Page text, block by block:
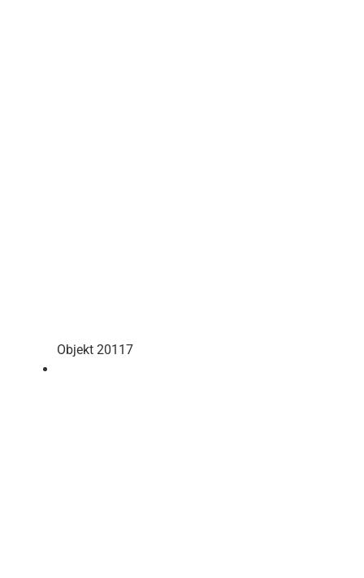
Objekt 20117